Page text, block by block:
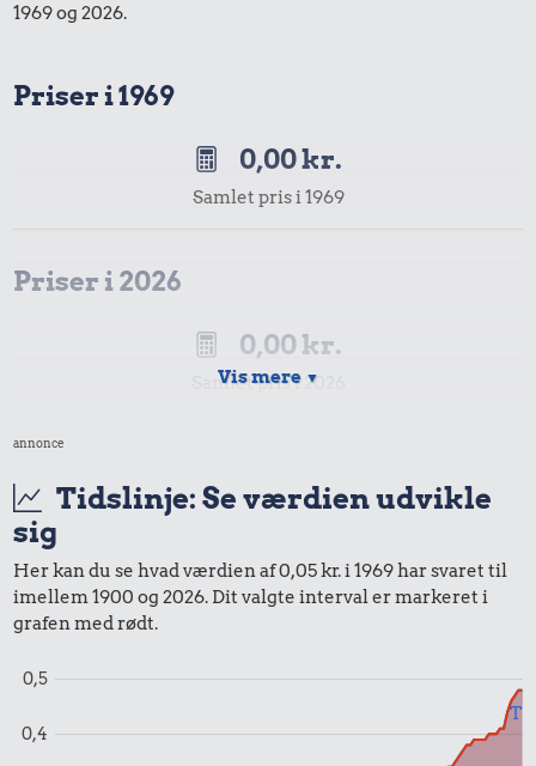
1969 og 2026.
Priser i 1969
0,00 kr.
Samlet pris i 1969
Priser i 2026
0,00 kr.
Samlet pris i 2026
Udvalgte varer fra danskernes indkøbskurv gennem tiderne.
datidskroner er på baggrund af forbrugerprisindekset fra
Vis mere ▼
annonce
Tidslinje: Se værdien udvikle
sig
Her kan du se hvad værdien af 0,05 kr. i 1969 har svaret til
imellem 1900 og 2026. Dit valgte interval er markeret i
grafen med rødt.
0,4
0,5
Til